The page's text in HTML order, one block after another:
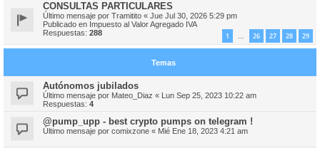
CONSULTAS PARTICULARES
Último mensaje por Tramitito « Jue Jul 30, 2026 5:29 pm
Publicado en Impuesto al Valor Agregado IVA
Respuestas: 288 1 … 26 27 28 29
Temas
Autónomos jubilados
Último mensaje por Mateo_Diaz « Lun Sep 25, 2023 10:22 am
Respuestas: 4
@pump_upp - best crypto pumps on telegram !
Último mensaje por comixzone « Mié Ene 18, 2023 4:21 am